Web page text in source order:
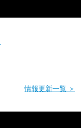
情報更新一覧 ＞